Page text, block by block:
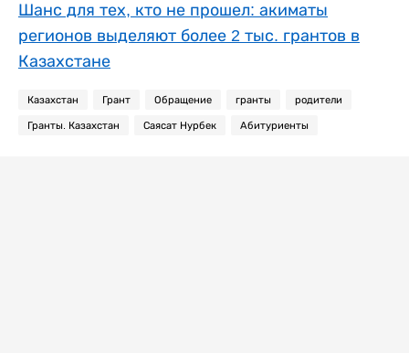
Шанс для тех, кто не прошел: акиматы
регионов выделяют более 2 тыс. грантов в
Казахстане
Казахстан Грант Обращение гранты родители
Гранты. Казахстан Саясат Нурбек Абитуриенты